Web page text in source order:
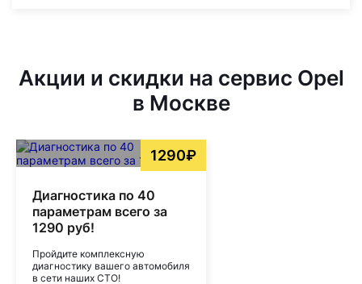
Акции и скидки на сервис Opel
в Москве
1290₽
Диагностика по 40
параметрам всего за
1290 руб!
Пройдите комплексную
диагностику вашего автомобиля
в сети наших СТО!